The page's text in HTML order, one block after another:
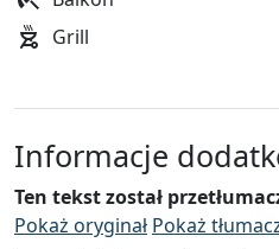
Grill
Informacje
Ten tekst został
Pokaż oryginał Pokaż